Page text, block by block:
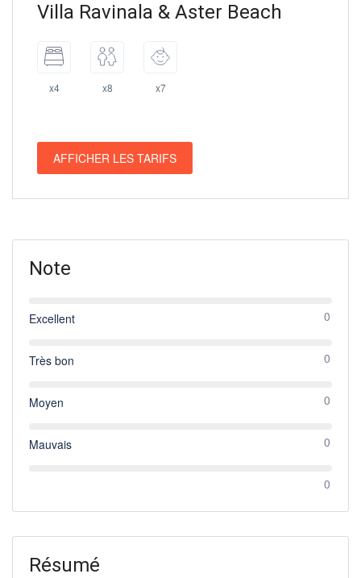
Villa Ravinala & Aster Beach
x4 x8 x7
AFFICHER LES TARIFS
Note
Excellent 0
Très bon 0
Moyen 0
Mauvais 0
0
Résumé